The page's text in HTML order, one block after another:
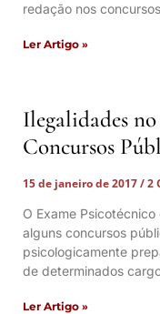
redação nos
Ler Artigo »
Ilegalidades
Concursos
15 de janeiro de 2017
2
O Exame
alguns concursos
psicologicamente
de determinados
Ler Artigo »